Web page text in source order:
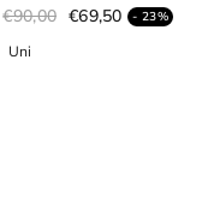
€90,00 €69,50 - 23%